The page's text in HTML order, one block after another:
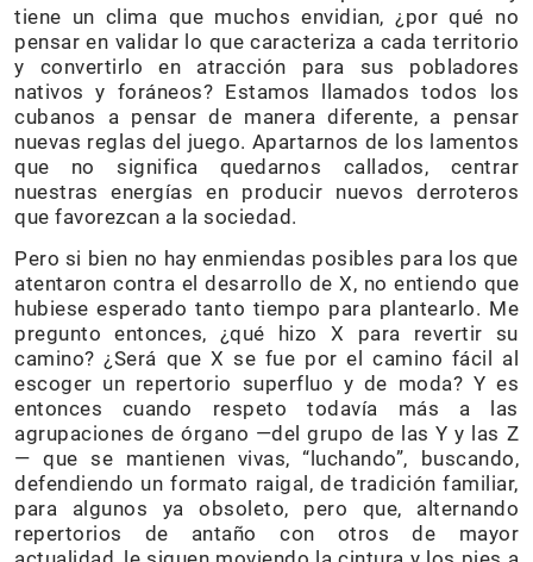
tiene un clima que muchos envidian, ¿por qué no
pensar en validar lo que caracteriza a cada territorio
y convertirlo en atracción para sus pobladores
nativos y foráneos? Estamos llamados todos los
cubanos a pensar de manera diferente, a pensar
nuevas reglas del juego. Apartarnos de los lamentos
que no significa quedarnos callados, centrar
nuestras energías en producir nuevos derroteros
que favorezcan a la sociedad.
Pero si bien no hay enmiendas posibles para los que
atentaron contra el desarrollo de X, no entiendo que
hubiese esperado tanto tiempo para plantearlo. Me
pregunto entonces, ¿qué hizo X para revertir su
camino? ¿Será que X se fue por el camino fácil al
escoger un repertorio superfluo y de moda? Y es
entonces cuando respeto todavía más a las
agrupaciones de órgano —del grupo de las Y y las Z
— que se mantienen vivas, “luchando”, buscando,
defendiendo un formato raigal, de tradición familiar,
para algunos ya obsoleto, pero que, alternando
repertorios de antaño con otros de mayor